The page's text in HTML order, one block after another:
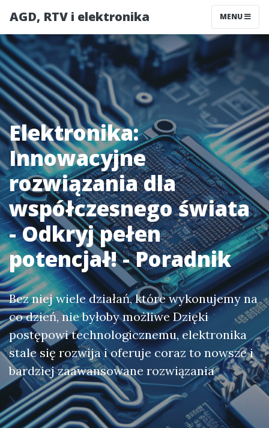
AGD, RTV i elektronika MENU
Elektronika:
Innowacyjne
rozwiązania dla
współczesnego świata
- Odkryj pełen
potencjał! - Poradnik
Bez niej wiele działań, które wykonujemy na
co dzień, nie byłoby możliwe Dzięki
postępowi technologicznemu, elektronika
stale się rozwija i oferuje coraz to nowsze i
bardziej zaawansowane rozwiązania